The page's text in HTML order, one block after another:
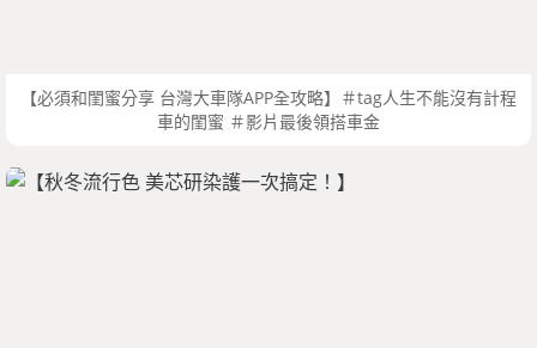
【必須和閨蜜分享 台灣大車隊APP全攻略】＃tag人生不能沒有計程
車的閨蜜 ＃影片最後領搭車金